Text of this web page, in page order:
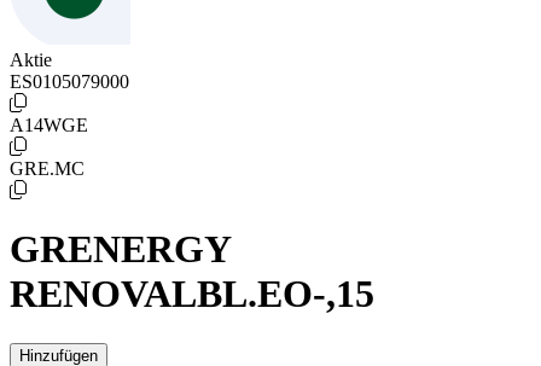
Aktie
ES0105079000
A14WGE
GRE.MC
GRENERGY
RENOVALBL.EO-,15
Hinzufügen